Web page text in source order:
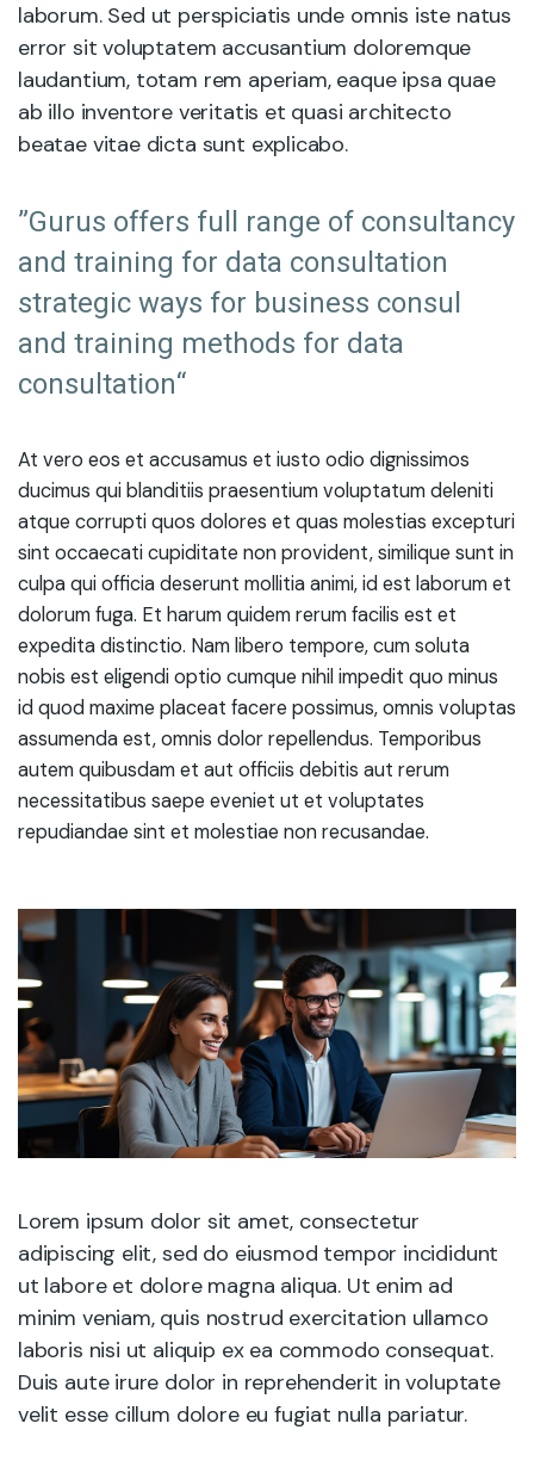
laborum. Sed ut perspiciatis unde omnis iste natus
error sit voluptatem accusantium doloremque
laudantium, totam rem aperiam, eaque ipsa quae
ab illo inventore veritatis et quasi architecto
beatae vitae dicta sunt explicabo.
”Gurus offers full range of consultancy
and training for data consultation
strategic ways for business consul
and training methods for data
consultation“
At vero eos et accusamus et iusto odio dignissimos
ducimus qui blanditiis praesentium voluptatum deleniti
atque corrupti quos dolores et quas molestias excepturi
sint occaecati cupiditate non provident, similique sunt in
culpa qui officia deserunt mollitia animi, id est laborum et
dolorum fuga. Et harum quidem rerum facilis est et
expedita distinctio. Nam libero tempore, cum soluta
nobis est eligendi optio cumque nihil impedit quo minus
id quod maxime placeat facere possimus, omnis voluptas
assumenda est, omnis dolor repellendus. Temporibus
autem quibusdam et aut officiis debitis aut rerum
necessitatibus saepe eveniet ut et voluptates
repudiandae sint et molestiae non recusandae.
Lorem ipsum dolor sit amet, consectetur
adipiscing elit, sed do eiusmod tempor incididunt
ut labore et dolore magna aliqua. Ut enim ad
minim veniam, quis nostrud exercitation ullamco
laboris nisi ut aliquip ex ea commodo consequat.
Duis aute irure dolor in reprehenderit in voluptate
velit esse cillum dolore eu fugiat nulla pariatur.